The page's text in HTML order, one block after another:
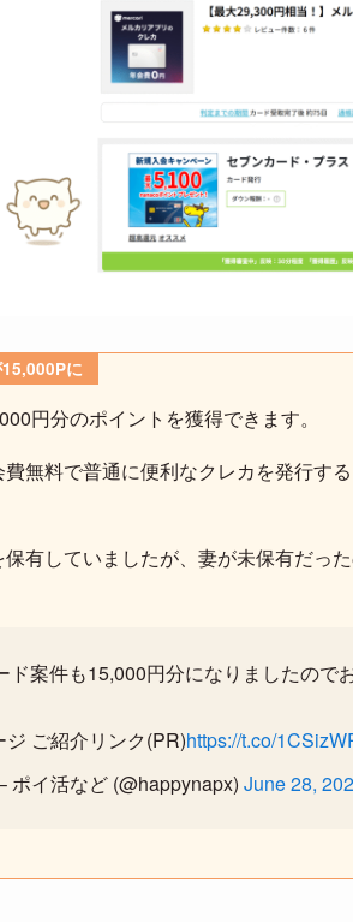
15,000Pに
円分のポイントを獲得できます。
無料で普通に便利なクレカを発行す
有していましたが、妻が未保有だっ
ド案件も15,000円分になりましたので
ジ ご紹介リンク(PR)https://t.co/
イ活など (@happynapx) June 28,